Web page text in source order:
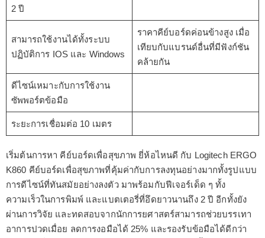
2 ปี
สามารถใช้งานได้ทั้งระบบ
ปฏิบัติการ IOS และ Windows
ราคาคีย์บอร์ดค่อนข้างสูง เมื่อ
เทียบกับแบรนด์อื่นที่มีฟังก์ชัน
คล้ายกัน
ดีไซน์เหมาะกับการใช้งาน
ซัพพอร์ตข้อมือ
ระยะการเชื่อมต่อ 10 เมตร
เริ่มต้นการหา คีย์บอร์ดเพื่อสุขภาพ ยี่ห้อไหนดี กับ Logitech ERGO
K860 คีย์บอร์ดเพื่อสุขภาพที่คุ้มค่ากับการลงทุนอย่างมากทั้งรูปแบบ
การดีไซน์ที่ทันสมัยอย่างลงตัว มาพร้อมกับฟีเจอร์เด็ด ๆ ทั้ง
ความเร็วในการพิมพ์ และแบตเตอรี่ที่อึดยาวนานถึง 2 ปี อีกทั้งยัง
ผ่านการวิจัย และทดสอบจากนักการยศาสตร์สามารถช่วยบรรเทา
อาการปวดเมื่อย ลดการงอมือได้ 25% และรองรับข้อมือได้ดีกว่า